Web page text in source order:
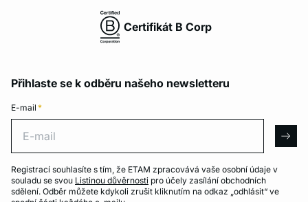
Certifikát B Corp
Přihlaste se k odběru našeho newsletteru
E-mail *
Registrací souhlasíte s tím, že ETAM zpracovává vaše osobní údaje v
souladu se svou Listinou důvěrnosti pro účely zasílání obchodních
sdělení. Odběr můžete kdykoli zrušit kliknutím na odkaz „odhlásit“ ve